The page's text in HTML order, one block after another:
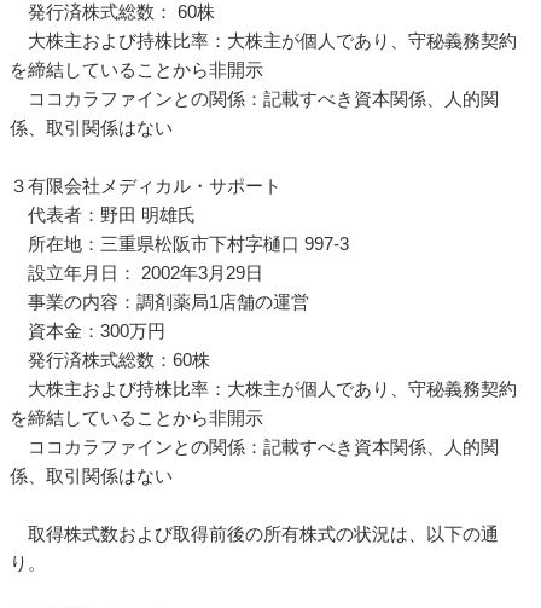
発行済株式総数： 60株
大株主および持株比率：大株主が個人であり、守秘義務契約
を締結していることから非開示
ココカラファインとの関係：記載すべき資本関係、人的関
係、取引関係はない
３有限会社メディカル・サポート
代表者：野田 明雄氏
所在地：三重県松阪市下村字樋口 997-3
設立年月日： 2002年3月29日
事業の内容：調剤薬局1店舗の運営
資本金：300万円
発行済株式総数：60株
大株主および持株比率：大株主が個人であり、守秘義務契約
を締結していることから非開示
ココカラファインとの関係：記載すべき資本関係、人的関
係、取引関係はない
取得株式数および取得前後の所有株式の状況は、以下の通
り。